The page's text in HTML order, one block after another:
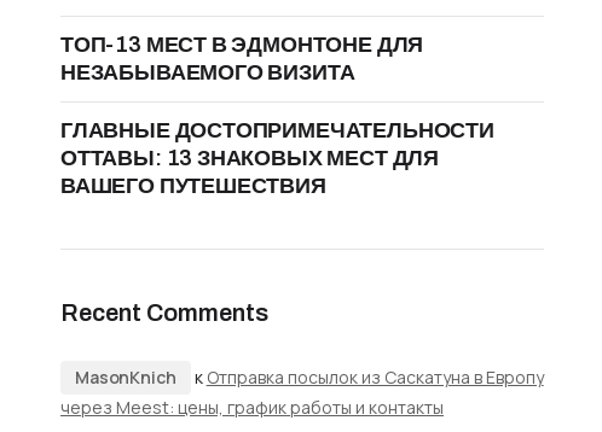
ТОП-13 МЕСТ В ЭДМОНТОНЕ ДЛЯ
НЕЗАБЫВАЕМОГО ВИЗИТА
ГЛАВНЫЕ ДОСТОПРИМЕЧАТЕЛЬНОСТИ
ОТТАВЫ: 13 ЗНАКОВЫХ МЕСТ ДЛЯ
ВАШЕГО ПУТЕШЕСТВИЯ
Recent Comments
MasonKnich к Отправка посылок из Саскатуна в Европу
через Meest: цены, график работы и контакты